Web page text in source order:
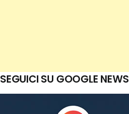
SEGUICI SU GOOGLE NEWS